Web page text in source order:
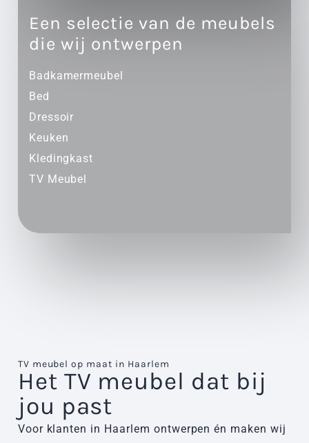
Een selectie van de meubels
die wij ontwerpen
Badkamermeubel
Bed
Dressoir
Keuken
Kledingkast
TV Meubel
TV meubel op maat in Haarlem
Het TV meubel dat bij
jou past
Voor klanten in Haarlem ontwerpen én maken wij